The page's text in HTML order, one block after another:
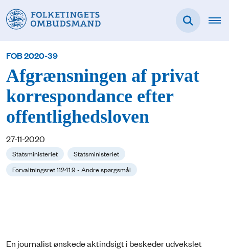
FOB 2020-39
Afgrænsningen af privat
korrespondance efter
offentlighedsloven
27-11-2020
Statsministeriet
Statsministeriet
Forvaltningsret 11241.9 - Andre spørgsmål
En journalist ønskede aktindsigt i beskeder udvekslet